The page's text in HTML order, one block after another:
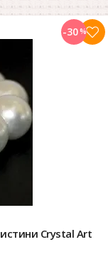
Crystal Art
-30%